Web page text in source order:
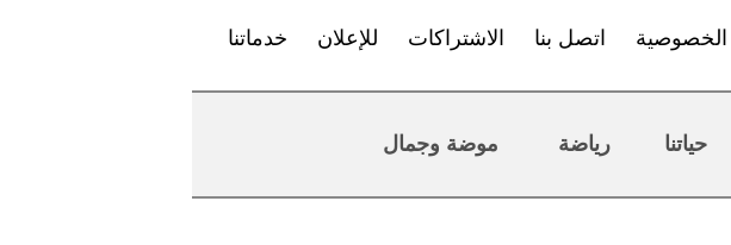
اتصل بنا الاشتراكات للإعلان خدماتنا
حياتنا رياضة موضة وجمال